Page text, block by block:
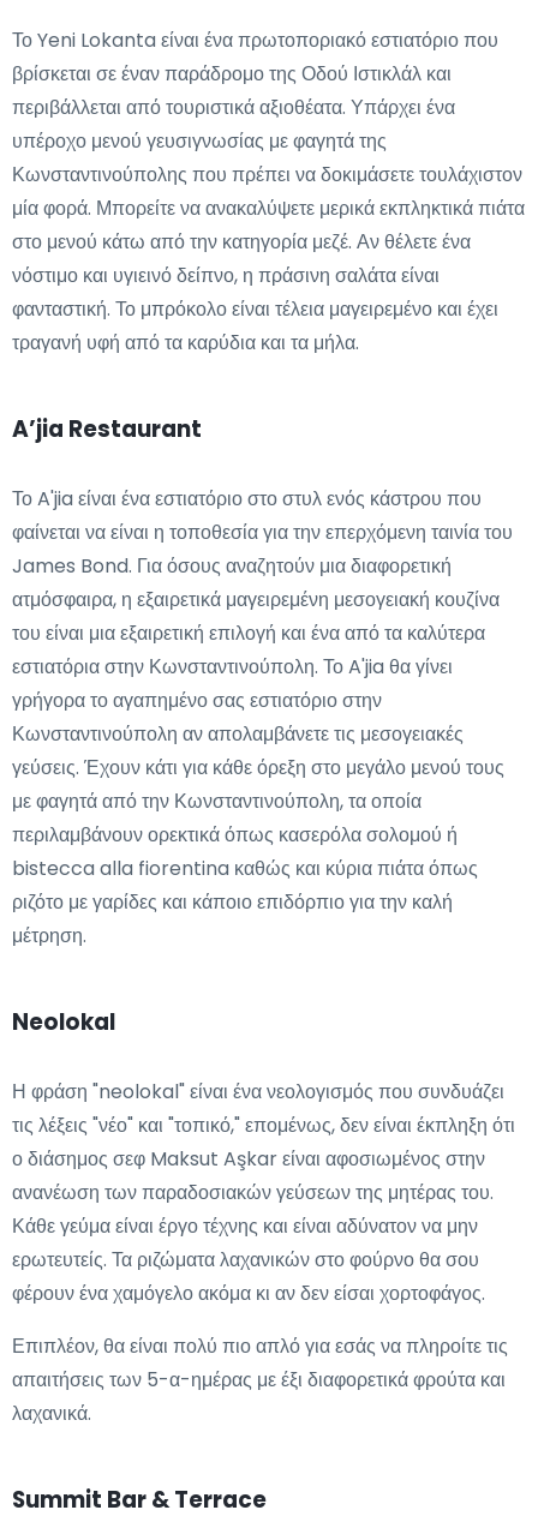
Το Yeni Lokanta είναι ένα πρωτοποριακό εστιατόριο που
βρίσκεται σε έναν παράδρομο της Οδού Ιστικλάλ και
περιβάλλεται από τουριστικά αξιοθέατα. Υπάρχει ένα
υπέροχο μενού γευσιγνωσίας με φαγητά της
Κωνσταντινούπολης που πρέπει να δοκιμάσετε τουλάχιστον
μία φορά. Μπορείτε να ανακαλύψετε μερικά εκπληκτικά πιάτα
στο μενού κάτω από την κατηγορία μεζέ. Αν θέλετε ένα
νόστιμο και υγιεινό δείπνο, η πράσινη σαλάτα είναι
φανταστική. Το μπρόκολο είναι τέλεια μαγειρεμένο και έχει
τραγανή υφή από τα καρύδια και τα μήλα.
A’jia Restaurant
Το A'jia είναι ένα εστιατόριο στο στυλ ενός κάστρου που
φαίνεται να είναι η τοποθεσία για την επερχόμενη ταινία του
James Bond. Για όσους αναζητούν μια διαφορετική
ατμόσφαιρα, η εξαιρετικά μαγειρεμένη μεσογειακή κουζίνα
του είναι μια εξαιρετική επιλογή και ένα από τα καλύτερα
εστιατόρια στην Κωνσταντινούπολη. Το A'jia θα γίνει
γρήγορα το αγαπημένο σας εστιατόριο στην
Κωνσταντινούπολη αν απολαμβάνετε τις μεσογειακές
γεύσεις. Έχουν κάτι για κάθε όρεξη στο μεγάλο μενού τους
με φαγητά από την Κωνσταντινούπολη, τα οποία
περιλαμβάνουν ορεκτικά όπως κασερόλα σολομού ή
bistecca alla fiorentina καθώς και κύρια πιάτα όπως
ριζότο με γαρίδες και κάποιο επιδόρπιο για την καλή
μέτρηση.
Neolokal
Η φράση "neolokal" είναι ένα νεολογισμός που συνδυάζει
τις λέξεις "νέο" και "τοπικό," επομένως, δεν είναι έκπληξη ότι
ο διάσημος σεφ Maksut Aşkar είναι αφοσιωμένος στην
ανανέωση των παραδοσιακών γεύσεων της μητέρας του.
Κάθε γεύμα είναι έργο τέχνης και είναι αδύνατον να μην
ερωτευτείς. Τα ριζώματα λαχανικών στο φούρνο θα σου
φέρουν ένα χαμόγελο ακόμα κι αν δεν είσαι χορτοφάγος.
Επιπλέον, θα είναι πολύ πιο απλό για εσάς να πληροίτε τις
απαιτήσεις των 5-α-ημέρας με έξι διαφορετικά φρούτα και
λαχανικά.
Summit Bar & Terrace